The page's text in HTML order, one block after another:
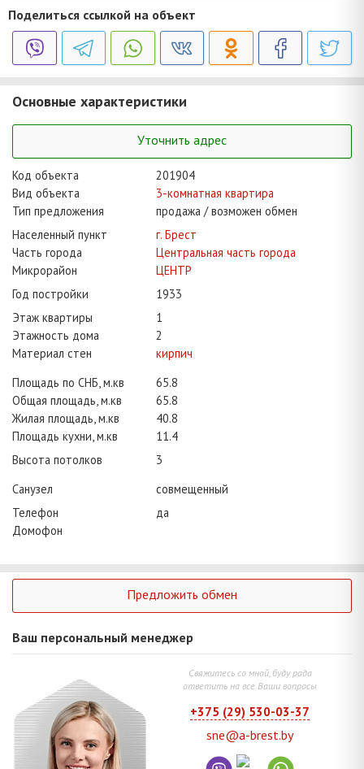
Поделиться ссылкой на объект
Основные характеристики
Уточнить адрес
Код объекта
201904
Вид объекта
3-комнатная квартира
Тип предложения
продажа / возможен обмен
Населенный пункт
г. Брест
Часть города
Центральная часть города
Микрорайон
ЦЕНТР
Год постройки
1933
Этаж квартиры
1
Этажность дома
2
Материал стен
кирпич
Площадь по СНБ, м.кв
65.8
Общая площадь, м.кв
65.8
Жилая площадь, м.кв
40.8
Площадь кухни, м.кв
11.4
Высота потолков
3
Санузел
совмещенный
Телефон
да
Домофон
Предложить обмен
Ваш персональный менеджер
Свяжитесь со мной, буду рада
ответить на все Ваши вопросы
+375 (29) 530-03-37
sne@a-brest.by